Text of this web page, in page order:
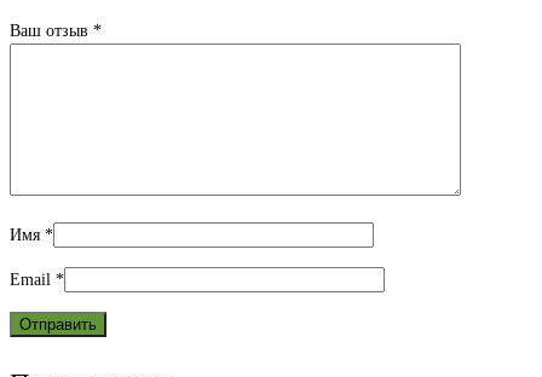
Ваш отзыв *
Имя *
Email *